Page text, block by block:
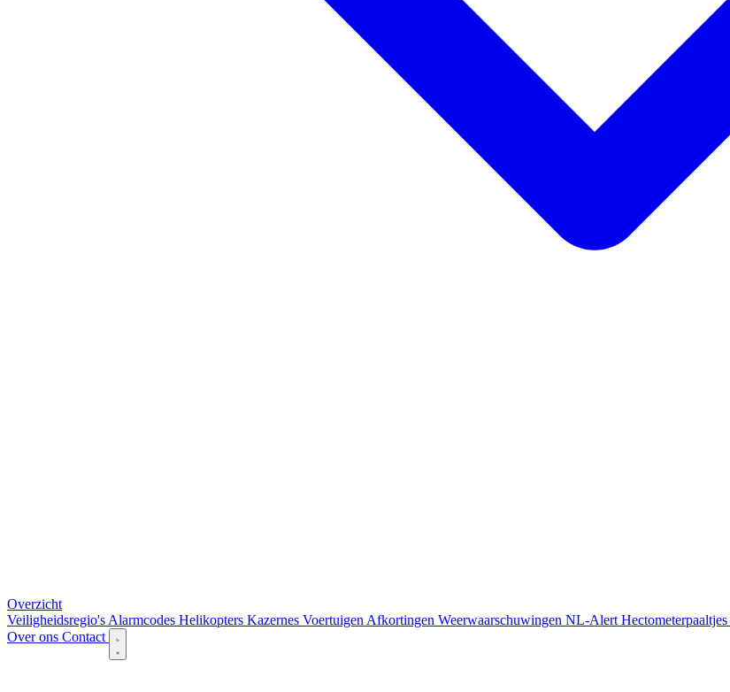
Overzicht
Veiligheidsregio's Alarmcodes Helikopters Kazernes Voertuigen Afkortingen Weerwaarschuwingen NL-Alert Hectometerpaaltjes
Over ons Contact